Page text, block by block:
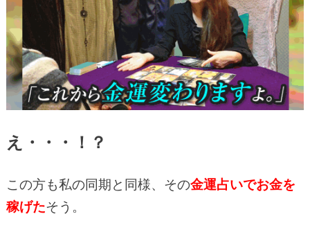
え・・・！？
この方も私の同期と同様、その金運占いでお金を
稼げたそう。